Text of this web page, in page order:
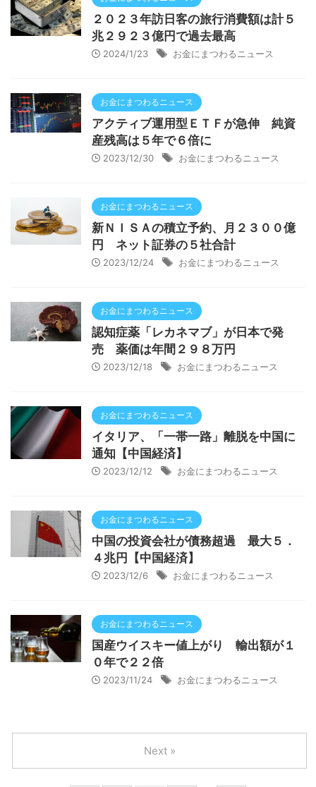
２０２３年訪日客の旅行消費額は計５
兆２９２３億円で過去最高
2024/1/23 お金にまつわるニュース
お金にまつわるニュース
アクティブ運用型ＥＴＦが急伸 純資
産残高は５年で６倍に
2023/12/30 お金にまつわるニュース
お金にまつわるニュース
新ＮＩＳＡの積立予約、月２３００億
円 ネット証券の５社合計
2023/12/24 お金にまつわるニュース
お金にまつわるニュース
認知症薬「レカネマブ」が日本で発
売 薬価は年間２９８万円
2023/12/18 お金にまつわるニュース
お金にまつわるニュース
イタリア、「一帯一路」離脱を中国に
通知【中国経済】
2023/12/12 お金にまつわるニュース
お金にまつわるニュース
中国の投資会社が債務超過 最大５．
４兆円【中国経済】
2023/12/6 お金にまつわるニュース
お金にまつわるニュース
国産ウイスキー値上がり 輸出額が１
０年で２２倍
2023/11/24 お金にまつわるニュース
Next »